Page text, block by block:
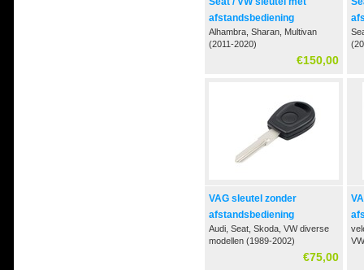
afstandsbediening
Alhambra, Sharan, Multivan
(2011-2020)
€150,00
VAG sleutel zonder
afstandsbediening
Audi, Seat, Skoda, VW diverse
modellen (1989-2002)
€75,00
VW